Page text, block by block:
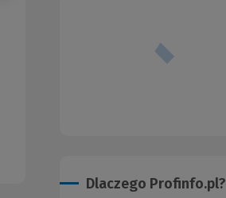
Dlaczego Profinfo.pl?